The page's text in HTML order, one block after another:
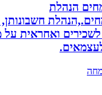
הנהלת
חשבונותן,
ואחראית על